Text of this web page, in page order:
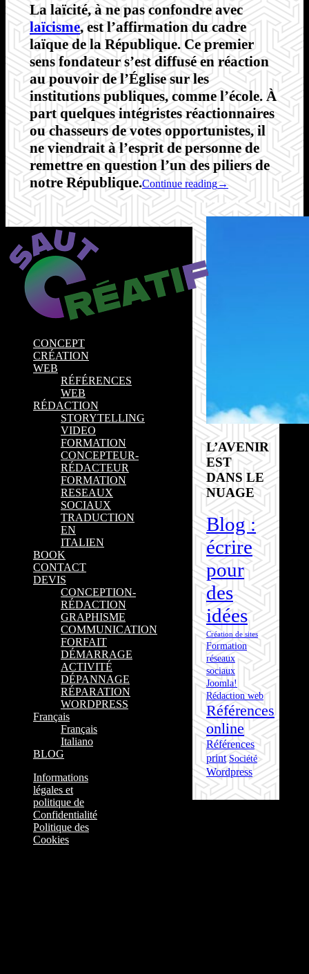
La laïcité, à ne pas confondre avec
laïcisme, est l’affirmation du cadre
laïque de la République. Ce premier
sens fondateur s’est diffusé en réaction
au pouvoir de l’Église sur les
institutions publiques, comme l’école. À
part quelques intégristes réactionnaires
ou chasseurs de votes opportunistes, il
ne viendrait à l’esprit de personne de
remettre en question l’un des piliers de
notre République.Continue reading→
L’AVENIR
EST
DANS LE
NUAGE
Blog :
écrire
pour
des
idées
Création de sites
Formation
réseaux
sociaux
Joomla!
Rédaction web
Références
online
Références
print Société
Wordpress
CONCEPT
CRÉATION
WEB
RÉFÉRENCES
WEB
RÉDACTION
STORYTELLING
VIDEO
FORMATION
CONCEPTEUR-
RÉDACTEUR
FORMATION
RESEAUX
SOCIAUX
TRADUCTION
EN
ITALIEN
BOOK
CONTACT
DEVIS
CONCEPTION-
RÉDACTION
GRAPHISME
COMMUNICATION
FORFAIT
DÉMARRAGE
ACTIVITÉ
DÉPANNAGE
RÉPARATION
WORDPRESS
Français
Français
Italiano
BLOG
Informations
légales et
politique de
Confidentialité
Politique des
Cookies